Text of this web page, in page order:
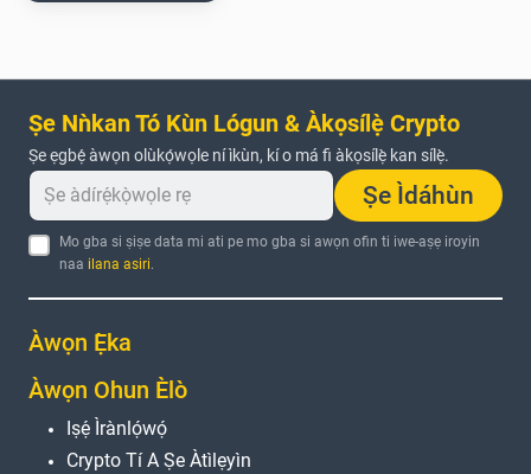
Ṣe Nǹkan Tó Kùn Lógun & Àkọsílẹ̀ Crypto
Ṣe ẹgbẹ́ àwọn olùkọ́wọle ní ìkùn, kí o má fi àkọsílẹ̀ kan sílẹ̀.
Ṣe Ìdáhùn
Mo gba si ṣiṣe data mi ati pe mo gba si awọn ofin ti iwe-aṣẹ iroyin
naa ilana asiri.
Àwọn Ẹ̀ka
Àwọn Ohun Èlò
Iṣẹ́ Ìrànlọ́wọ́
Crypto Tí A Ṣe Àtìlẹyìn